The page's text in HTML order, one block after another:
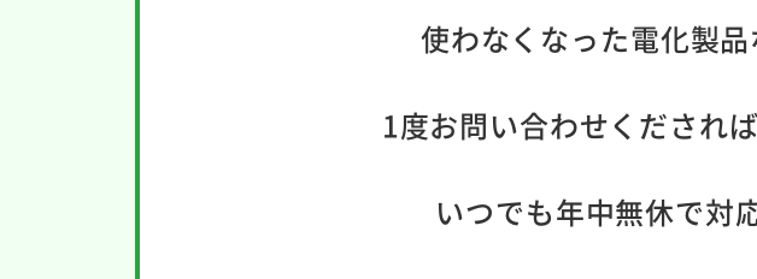
使わなくなった電化製
1度お問い合わせくだされ
いつでも年中無休で対